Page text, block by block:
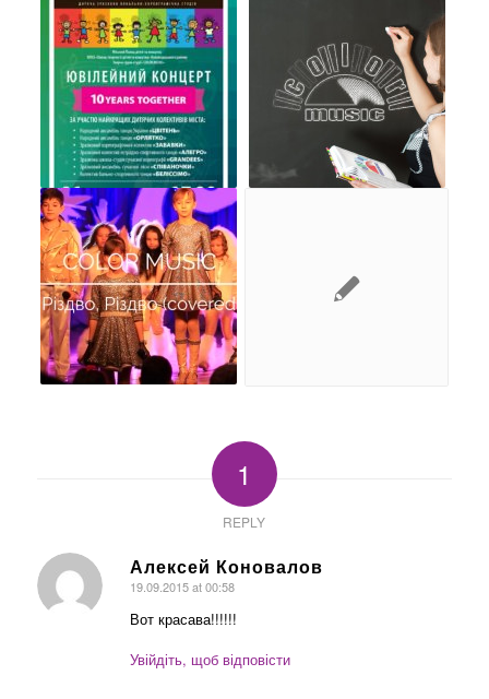
1
REPLY
Алексей Коновалов
says:
19.09.2015 at 00:58
Вот красава!!!!!!
Увійдіть, щоб відповісти